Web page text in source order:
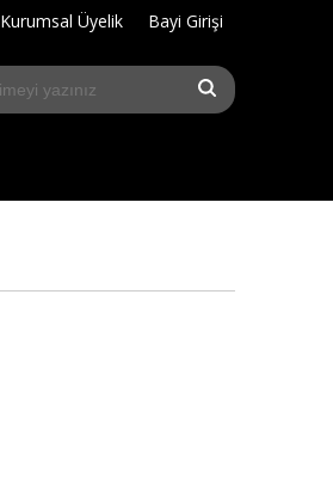
Kurumsal Üyelik Bayi Girişi